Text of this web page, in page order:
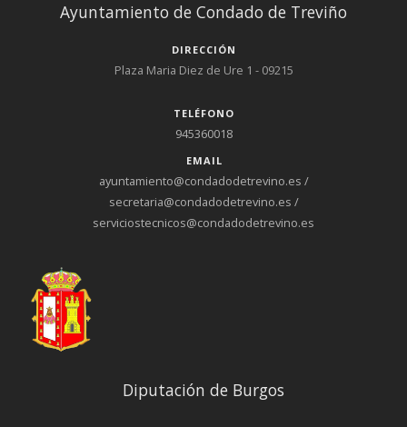
Ayuntamiento de Condado de Treviño
DIRECCIÓN
Plaza Maria Diez de Ure 1 - 09215
TELÉFONO
945360018
EMAIL
ayuntamiento@condadodetrevino.es /
secretaria@condadodetrevino.es /
serviciostecnicos@condadodetrevino.es
Diputación de Burgos